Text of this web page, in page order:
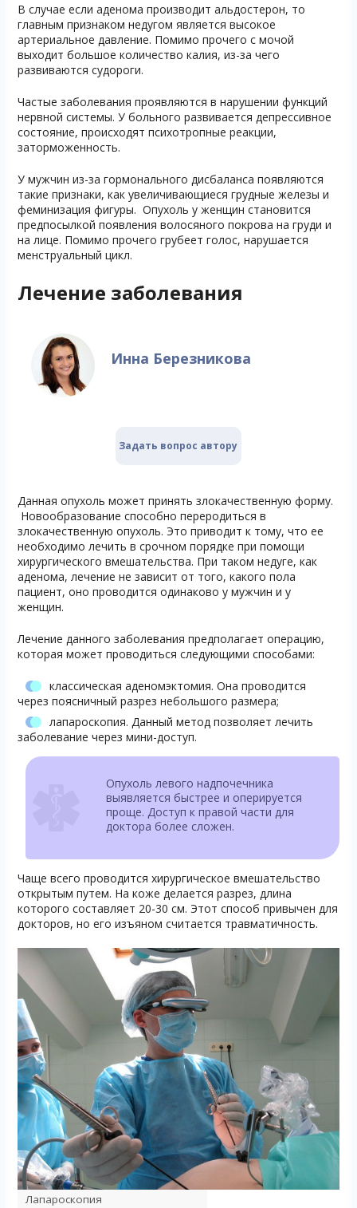
В случае если аденома производит альдостерон, то
главным признаком недугом является высокое
артериальное давление. Помимо прочего с мочой
выходит большое количество калия, из-за чего
развиваются судороги.
Частые заболевания проявляются в нарушении функций
нервной системы. У больного развивается депрессивное
состояние, происходят психотропные реакции,
заторможенность.
У мужчин из-за гормонального дисбаланса появляются
такие признаки, как увеличивающиеся грудные железы и
феминизация фигуры. Опухоль у женщин становится
предпосылкой появления волосяного покрова на груди и
на лице. Помимо прочего грубеет голос, нарушается
менструальный цикл.
Лечение заболевания
Инна Березникова
Задать вопрос автору
Данная опухоль может принять злокачественную форму.
Новообразование способно переродиться в
злокачественную опухоль. Это приводит к тому, что ее
необходимо лечить в срочном порядке при помощи
хирургического вмешательства. При таком недуге, как
аденома, лечение не зависит от того, какого пола
пациент, оно проводится одинаково у мужчин и у
женщин.
Лечение данного заболевания предполагает операцию,
которая может проводиться следующими способами:
классическая аденомэктомия. Она проводится
через поясничный разрез небольшого размера;
лапароскопия. Данный метод позволяет лечить
заболевание через мини-доступ.
Опухоль левого надпочечника
выявляется быстрее и оперируется
проще. Доступ к правой части для
доктора более сложен.
Чаще всего проводится хирургическое вмешательство
открытым путем. На коже делается разрез, длина
которого составляет 20-30 см. Этот способ привычен для
докторов, но его изъяном считается травматичность.
Лапароскопия